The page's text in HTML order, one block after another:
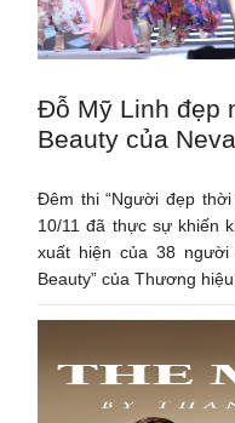
Đỗ Mỹ Linh đẹp
Beauty của Neva
Đêm thi “Người đẹp
10/11 đã thực sự khiến
xuất hiện của 38
Beauty” của Thương